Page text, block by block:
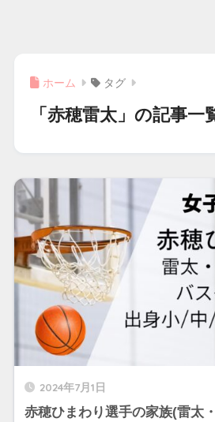
ホーム タグ
「赤穂雷太」の記事一
2024年7月1日
赤穂ひまわり選手の家族(雷太